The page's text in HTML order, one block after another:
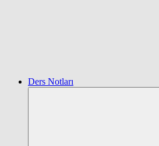
Ders Notları